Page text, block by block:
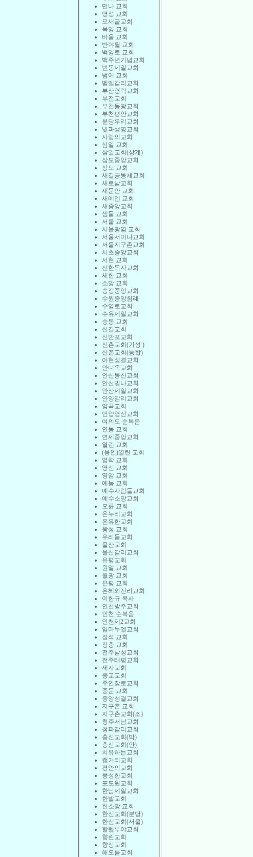
만나 교회
명성 교회
모새골교회
목양 교회
바울 교회
반야월 교회
백양로 교회
백주년기념교회
번동제일교회
범어 교회
벧엘감리교회
부산영락교회
부전교회
부천동광교회
부천평안교회
분당우리교회
빛과생명교회
사랑의교회
삼일 교회
삼일교회(상계)
상도중앙교회
상도 교회
새길공동체교회
새로남교회
새문안 교회
새에덴 교회
새중앙교회
샘물 교회
서울 교회
서울광염 교회
서울서마나교회
서울지구촌교회
서초중앙교회
서현 교회
선한목자교회
세한 교회
소망 교회
송정중앙교회
수원중앙침례
수영로교회
수유제일교회
승동 교회
신길교회
신반포교회
신촌교회(기성 )
신촌교회(통합)
아현성결교회
안디옥교회
안산동산교회
안산빛나교회
안산제일교회
안양감리교회
양곡교회
언양영신교회
여의도 순복음
연동 교회
연세중앙교회
열린 교회
(용인)열린 교회
영락 교회
영신 교회
영암 교회
예능 교회
예수사람들교회
예수소망교회
오륜 교회
온누리교회
온유한교회
왕성 교회
우리들교회
울산교회
울산감리교회
유평교회
원일 교회
월광 교회
은평 교회
은혜와진리교회
이한규 목사
인천방주교회
인천 순복음
인천제2교회
임마누엘교회
장석 교회
장충 교회
전주남성교회
전주태평교회
제자교회
종교교회
주안장로교회
중문 교회
중앙성결교회
지구촌 교회
지구촌교회(조)
청주서남교회
청파감리교회
충신교회(박)
충신교회(안)
치유하는교회
캘거리교회
평안의교회
풍성한교회
포도원교회
한남제일교회
한밭교회
한소망 교회
한신교회(분당)
한신교회(서울)
할렐루야교회
향린교회
향상교회
해오름교회